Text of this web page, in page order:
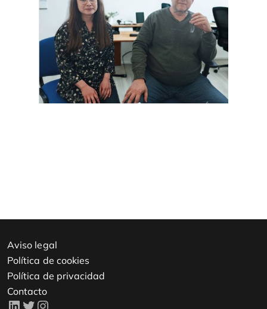
Aviso legal
Política de cookies
Política de privacidad
Contacto